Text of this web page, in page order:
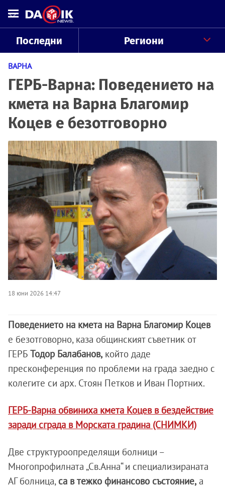
Последни Региони
ВАРНА
ГЕРБ-Варна: Поведението на
кмета на Варна Благомир
Коцев е безотговорно
18 юни 2026 14:47
Поведението на кмета на Варна Благомир Коцев
е безотговорно, каза общинският съветник от
ГЕРБ Тодор Балабанов, който даде
пресконференция по проблеми на града заедно с
колегите си арх. Стоян Петков и Иван Портних.
ГЕРБ-Варна обвиниха кмета Коцев в бездействие
заради сграда в Морската градина (СНИМКИ)
Две структуроопределящи болници –
Многопрофилната „Св.Анна“ и специализираната
АГ болница, са в тежко финансово състояние, а